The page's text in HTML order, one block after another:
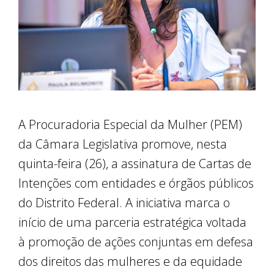
A Procuradoria Especial da Mulher (PEM)
da Câmara Legislativa promove, nesta
quinta-feira (26), a assinatura de Cartas de
Intenções com entidades e órgãos públicos
do Distrito Federal. A iniciativa marca o
início de uma parceria estratégica voltada
à promoção de ações conjuntas em defesa
dos direitos das mulheres e da equidade